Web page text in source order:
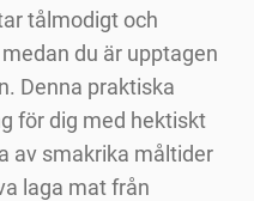
tålmodigt och
du är upptagen
Denna praktiska
för dig med hektiskt
av smakrika måltider
laga mat från